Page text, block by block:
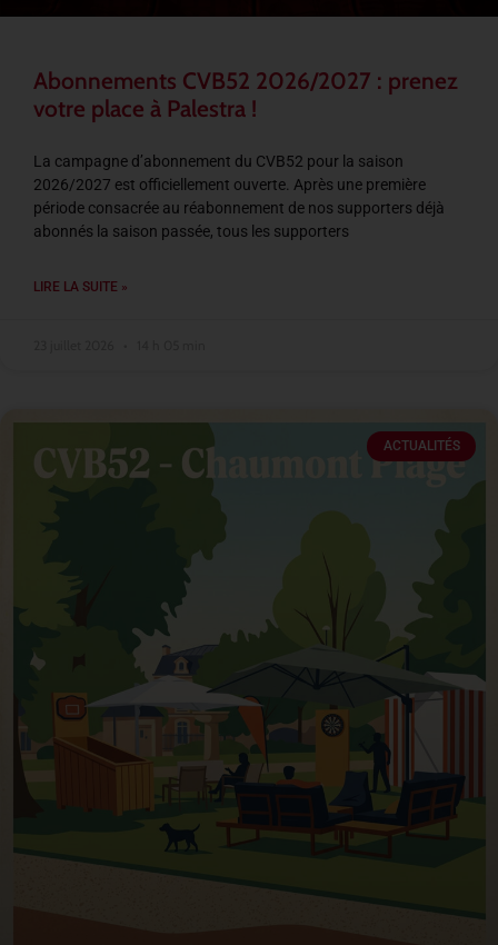
Abonnements CVB52 2026/2027 : prenez
votre place à Palestra !
La campagne d’abonnement du CVB52 pour la saison
2026/2027 est officiellement ouverte. Après une première
période consacrée au réabonnement de nos supporters déjà
abonnés la saison passée, tous les supporters
LIRE LA SUITE »
ACTUALITÉS